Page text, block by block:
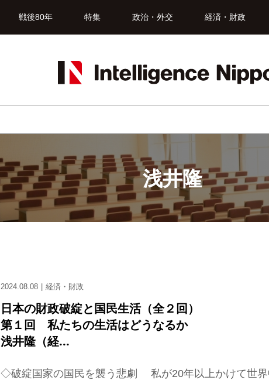
戦後80年 特集 政治・外交 経済・財政
浅井隆
2024.08.08 経済・財政
日本の財政破綻と国民生活（全２回）
第１回 私たちの生活はどうなるか
浅井隆（経...
◇破綻国家の国民を襲う悲劇 私が20年以上かけて世界